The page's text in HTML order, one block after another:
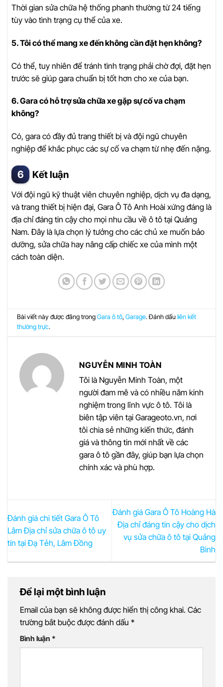
Thời gian sửa chữa hệ thống phanh thường từ 24 tiếng
tùy vào tình trạng cụ thể của xe.
5. Tôi có thể mang xe đến không cần đặt hẹn không?
Có thể, tuy nhiên để tránh tình trạng phải chờ đợi, đặt hẹn
trước sẽ giúp gara chuẩn bị tốt hơn cho xe của bạn.
6. Gara có hỗ trợ sửa chữa xe gặp sự cố va chạm
không?
Có, gara có đầy đủ trang thiết bị và đội ngũ chuyên
nghiệp để khắc phục các sự cố va chạm từ nhẹ đến nặng.
Kết luận
Với đội ngũ kỹ thuật viên chuyên nghiệp, dịch vụ đa dạng,
và trang thiết bị hiện đại, Gara Ô Tô Anh Hoài xứng đáng là
địa chỉ đáng tin cậy cho mọi nhu cầu về ô tô tại Quảng
Nam. Đây là lựa chọn lý tưởng cho các chủ xe muốn bảo
dưỡng, sửa chữa hay nâng cấp chiếc xe của mình một
cách toàn diện.
Bài viết này được đăng trongGara ô tô,Garage. Đánh dấuliên kết
thường trực.
NGUYỄN MINH TOÀN
Tôi là Nguyễn Minh Toàn, một
người đam mê và có nhiều năm kinh
nghiệm trong lĩnh vực ô tô. Tôi là
biên tập viên tại Garageoto.vn, nơi
tôi chia sẻ những kiến thức, đánh
giá và thông tin mới nhất về các
gara ô tô gần đây, giúp bạn lựa chọn
chính xác và phù hợp.
Đánh giá chi tiết Gara Ô Tô
Lâm Địa chỉ sửa chữa ô tô uy
tín tại Đạ Tẻh, Lâm Đồng
Đánh giá Gara Ô Tô Hoàng Hà
Địa chỉ đáng tin cậy cho dịch
vụ sửa chữa ô tô tại Quảng
Bình
Để lại một bình luận
Email của bạn sẽ không được hiển thị công khai. Các
trường bắt buộc được đánh dấu *
Bình luận *